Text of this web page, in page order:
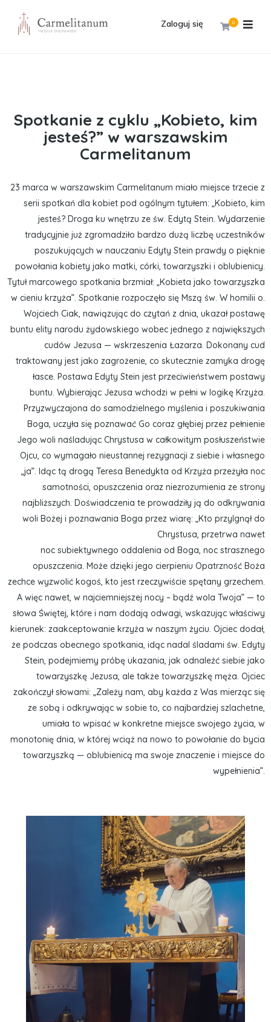
0
Zaloguj się
Spotkanie z cyklu „Kobieto, kim
jesteś?” w warszawskim
Carmelitanum
23 marca w warszawskim Carmelitanum miało miejsce trzecie z
serii spotkań dla kobiet pod ogólnym tytułem: „Kobieto, kim
jesteś? Droga ku wnętrzu ze św. Edytą Stein. Wydarzenie
tradycyjnie już zgromadziło bardzo dużą liczbę uczestników
poszukujących w nauczaniu Edyty Stein prawdy o pięknie
powołania kobiety jako matki, córki, towarzyszki i oblubienicy.
Tytuł marcowego spotkania brzmiał: „Kobieta jako towarzyszka
w cieniu krzyża”. Spotkanie rozpoczęło się Mszą św. W homilii o.
Wojciech Ciak, nawiązując do czytań z dnia, ukazał postawę
buntu elity narodu żydowskiego wobec jednego z największych
cudów Jezusa — wskrzeszenia Łazarza. Dokonany cud
traktowany jest jako zagrożenie, co skutecznie zamyka drogę
łasce. Postawa Edyty Stein jest przeciwieństwem postawy
buntu. Wybierając Jezusa wchodzi w pełni w logikę Krzyża.
Przyzwyczajona do samodzielnego myślenia i poszukiwania
Boga, uczyła się poznawać Go coraz głębiej przez pełnienie
Jego woli naśladując Chrystusa w całkowitym posłuszeństwie
Ojcu, co wymagało nieustannej rezygnacji z siebie i własnego
„ja”. Idąc tą drogą Teresa Benedykta od Krzyża przeżyła noc
samotności, opuszczenia oraz niezrozumienia ze strony
najbliższych. Doświadczenia te prowadziły ją do odkrywania
woli Bożej i poznawania Boga przez wiarę: „Kto przylgnął do
Chrystusa, przetrwa nawet
noc subiektywnego oddalenia od Boga, noc strasznego
opuszczenia. Może dzięki jego cierpieniu Opatrzność Boża
zechce wyzwolić kogoś, kto jest rzeczywiście spętany grzechem.
A więc nawet, w najciemniejszej nocy – bądź wola Twoja” — to
słowa Świętej, które i nam dodają odwagi, wskazując właściwy
kierunek: zaakceptowanie krzyża w naszym życiu. Ojciec dodał,
że podczas obecnego spotkania, idąc nadal śladami św. Edyty
Stein, podejmiemy próbę ukazania, jak odnaleźć siebie jako
towarzyszkę Jezusa, ale także towarzyszkę męża. Ojciec
zakończył słowami: „Zależy nam, aby każda z Was mierząc się
ze sobą i odkrywając w sobie to, co najbardziej szlachetne,
umiała to wpisać w konkretne miejsce swojego życia, w
monotonię dnia, w której wciąż na nowo to powołanie do bycia
towarzyszką — oblubienicą ma swoje znaczenie i miejsce do
wypełnienia”.